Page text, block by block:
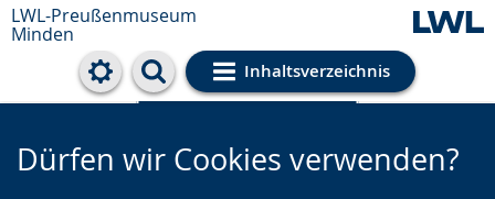
LWL-Preußenmuseum
Minden
Inhaltsverzeichnis
Cookie-Einstellungen
Dürfen wir Cookies verwenden?